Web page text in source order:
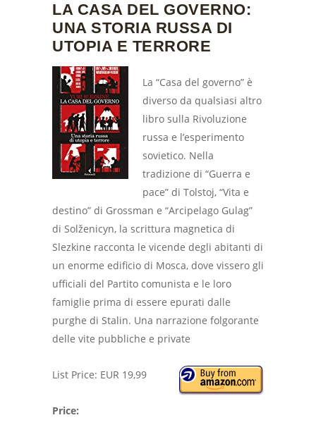
LA CASA DEL GOVERNO:
UNA STORIA RUSSA DI
UTOPIA E TERRORE
La “Casa del governo” è
diverso da qualsiasi altro
libro sulla Rivoluzione
russa e l’esperimento
sovietico. Nella
tradizione di “Guerra e
pace” di Tolstoj, “Vita e
destino” di Grossman e “Arcipelago Gulag”
di Solženicyn, la scrittura magnetica di
Slezkine racconta le vicende degli abitanti di
un enorme edificio di Mosca, dove vissero gli
ufficiali del Partito comunista e le loro
famiglie prima di essere epurati dalle
purghe di Stalin. Una narrazione folgorante
delle vite pubbliche e private
List Price: EUR 19,99
Price: